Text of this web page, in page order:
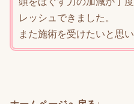
レッシュできました。
また施術を受けたいと思い